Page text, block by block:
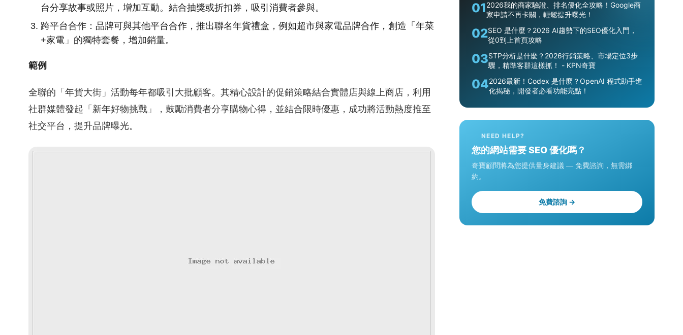
台分享故事或照片，增加互動。結合抽獎或折扣券，吸引消費者參與。
跨平台合作：品牌可與其他平台合作，推出聯名年貨禮盒，例如超市與家電品牌合作，創造「年菜
+家電」的獨特套餐，增加銷量。
範例
全聯的「年貨大街」活動每年都吸引大批顧客。其精心設計的促銷策略結合實體店與線上商店，利用
社群媒體發起「新年好物挑戰」，鼓勵消費者分享購物心得，並結合限時優惠，成功將活動熱度推至
社交平台，提升品牌曝光。
012026我的商家驗證、排名優化全攻略！Google商
家申請不再卡關，輕鬆提升曝光！
02SEO 是什麼？2026 AI趨勢下的SEO優化入門，
從0到上首頁攻略
03STP分析是什麼？2026行銷策略、市場定位3步
驟，精準客群這樣抓！ - KPN奇寶
042026最新！Codex 是什麼？OpenAI 程式助手進
化揭秘，開發者必看功能亮點！
NEED HELP?
您的網站需要 SEO 優化嗎？
奇寶顧問將為您提供量身建議 — 免費諮詢，無需綁
約。
免費諮詢 →